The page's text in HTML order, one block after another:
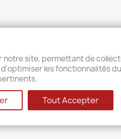
notre site, permettant de
les fonctionnalités
Tout Accepter